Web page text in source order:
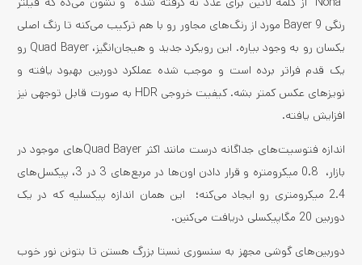
رنگی Bayer 9 مورد از رنگ‌های مجاور رو با هم ترکیب می‌کنه تا رنگ اصلی
یکسان رو به وجود بیاره. این رویکرد جدید و هیجان‌انگیز، Quad Bayer رو
یک قدم فراتر برده است و موجب شده عملکرد دوربین بهبود یافته و
نویزهای عکس کمتر بشه. کیفیت خروجی HDR به صورت قابل توجهی نیز
افزایش یافته‌.
اندازه فتوسیت‌های جداگانه درست مانند اکثر Quad Bayer‌های موجود در
بازار، 0.8 میکرومتره و قرار دادن اون‌ها در مربع‌های 3 در 3، پیکسل‌های
2.4 میکرومتری رو ایجاد می‌کنه؛ این همان اندازه پیکسلیه که در یک
دوربین 20 مگاپیکسلی دریافت می‌کنین.
دوربین‌های گوشی مجهز به سنسوری نسبتا بزرگ هستن تا بتونن نور خوب